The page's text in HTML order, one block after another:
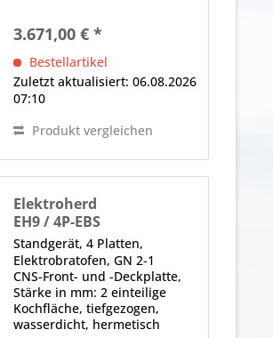
Temperaturspeicherung zwei
separat regelbare Heizzonen à
3,5 kW Temperaturbereich von
80 °C bis...
3.671,00 € *
Bestellartikel
Zuletzt aktualisiert: 06.08.2026
07:10
Produkt vergleichen
Elektroherd
EH9 / 4P-EBS
Standgerät, 4 Platten,
Elektrobratofen, GN 2-1
CNS-Front- und -Deckplatte,
Stärke in mm: 2 einteilige
Kochfläche, tiefgezogen,
wasserdicht, hermetisch